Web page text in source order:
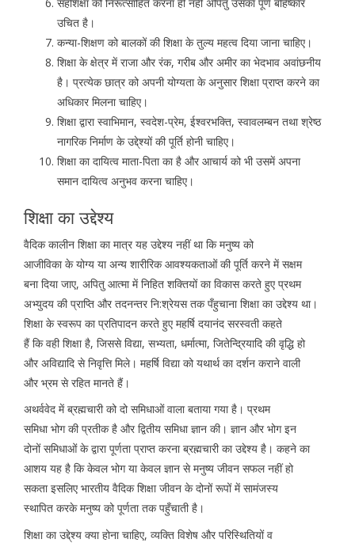
उचित है।
कन्या-शिक्षण को बालकों की शिक्षा के तुल्य महत्व दिया जाना चाहिए।
शिक्षा के क्षेत्र में राजा और रंक, गरीब और अमीर का भेदभाव अवांछनीय
है। प्रत्येक छात्र को अपनी योग्यता के अनुसार शिक्षा प्राप्त करने का
अधिकार मिलना चाहिए।
शिक्षा द्वारा स्वाभिमान, स्वदेश-प्रेम, ईश्वरभक्ति, स्वावलम्बन तथा श्रेष्ठ
नागरिक निर्माण के उद्दे्श्यों की पूर्ति होनी चाहिए।
शिक्षा का दायित्व माता-पिता का है और आचार्य को भी उसमें अपना
समान दायित्व अनुभव करना चाहिए।
शिक्षा का उद्देश्य
वैदिक कालीन शिक्षा का मात्र यह उद्देश्य नहीं था कि मनुष्य को
आजीविका के योग्य या अन्य शारीरिक आवश्यकताओं की पूर्ति करने में सक्षम
बना दिया जाए, अपितु आत्मा में निहित शक्तियों का विकास करते हुए प्रथम
अभ्युदय की प्राप्ति और तदनन्तर नि:श्रेयस तक पँहुचाना शिक्षा का उद्देश्य था।
शिक्षा के स्वरूप का प्रतिपादन करते हुए महर्षि दयानंद सरस्वती कहते
हैं कि वही शिक्षा है, जिससे विद्या, सभ्यता, धर्मात्मा, जितेन्द्रियादि की वृद्धि हो
और अविद्यादि से निवृत्ति मिले। महर्षि विद्या को यथार्थ का दर्शन कराने वाली
और भ्रम से रहित मानते हैं।
अथर्ववेद में ब्रह्मचारी को दो समिधाओं वाला बताया गया है। प्रथम
समिधा भोग की प्रतीक है और द्वितीय समिधा ज्ञान की। ज्ञान और भोग इन
दोनों समिधाओं के द्वारा पूर्णता प्राप्त करना ब्रह्मचारी का उद्देश्य है। कहने का
आशय यह है कि केवल भोग या केवल ज्ञान से मनुष्य जीवन सफल नहीं हो
सकता इसलिए भारतीय वैदिक शिक्षा जीवन के दोनों रूपों में सामंजस्य
स्थापित करके मनुष्य को पूर्णता तक पहुँचाती है।
शिक्षा का उद्दे्श्य क्या होना चाहिए, व्यक्ति विशेष और परिस्थितियों व